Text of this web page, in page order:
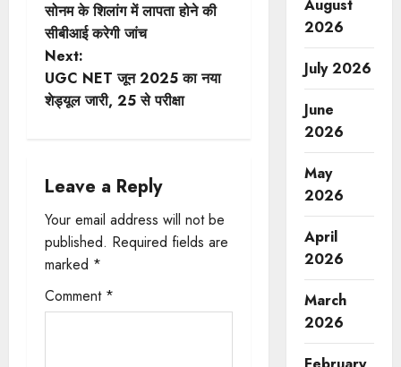
o
s
t
a
v
i
g
सोनम के शिलांग में लापता होने की
सीबीआई करेगी जांच
Next:
UGC NET जून 2025 का नया
शेड्यूल जारी, 25 से परीक्षा
Leave a Reply
Your email address will not be
published. Required fields are
marked *
Comment *
August
2026
July 2026
June
2026
May
2026
April
2026
March
2026